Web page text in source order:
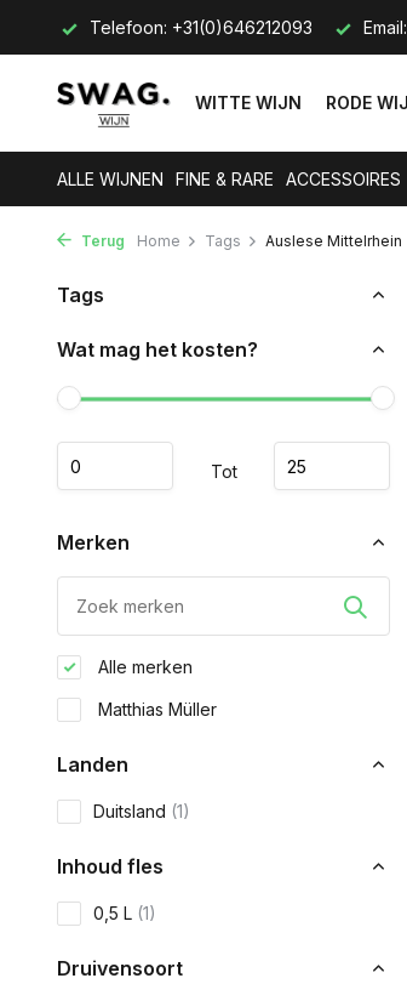
Telefoon: +31(0)646212093 Email:
WITTE WIJN RODE
ALLE WIJNEN FINE & RARE ACCESSOIRES
Terug Home Tags Auslese Mittelrhein
Tags
Wat mag het kosten?
Tot
Merken
Alle merken
Matthias Müller
Landen
Duitsland (1)
Inhoud fles
0,5 L (1)
Druivensoort